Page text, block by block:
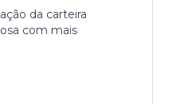
da carteira
com mais